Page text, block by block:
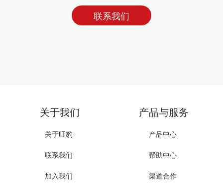
联系我们
关于我们
关于旺豹
联系我们
加入我们
产品与服务
产品中心
帮助中心
渠道合作